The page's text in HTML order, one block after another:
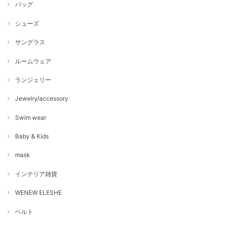
バッグ
シューズ
サングラス
ルームウェア
ランジェリー
Jewelry/accessory
Swim wear
Baby & Kids
mask
インテリア雑貨
WENEW ELESHE
ベルト